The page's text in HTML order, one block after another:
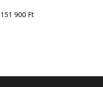
151 900 Ft